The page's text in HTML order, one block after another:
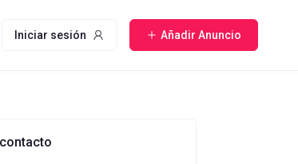
Iniciar sesión Añadir Anuncio